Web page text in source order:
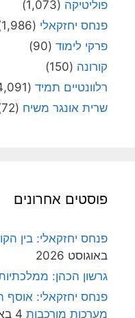
פוליטיקה (1,073)
פנחס יחזקאלי (1,986)
פרקי לימוד (90)
קורונה (150)
רלוונטיים תמיד (4,091)
שרית אונגר משיח (72)
פוסטים אחרונים
פנחס יחזקאלי: בין
באוגוסט 2026
גרשון הכהן:
פנחס יחזקאלי: אוסף
מערכות מורכבות 4 באוגוסט 2026